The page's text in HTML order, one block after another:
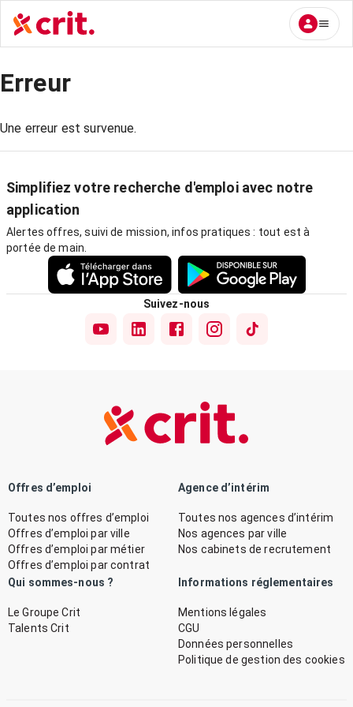
Erreur
Une erreur est survenue.
Simplifiez votre recherche d'emploi avec notre
application
Alertes offres, suivi de mission, infos pratiques : tout est à
portée de main.
Suivez-nous
Offres d’emploi
Toutes nos offres d’emploi
Offres d’emploi par ville
Offres d’emploi par métier
Offres d’emploi par contrat
Agence d’intérim
Toutes nos agences d’intérim
Nos agences par ville
Nos cabinets de recrutement
Qui sommes-nous ?
Le Groupe Crit
Talents Crit
Informations réglementaires
Mentions légales
CGU
Données personnelles
Politique de gestion des cookies